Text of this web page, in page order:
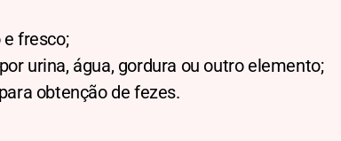
fresco;
urina, água, gordura ou outro elemento;
obtenção de fezes.